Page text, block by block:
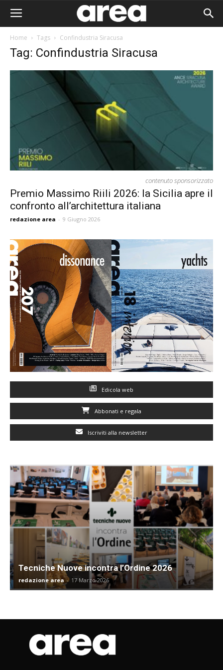
Home Tags Confindustria Siracusa
Tag: Confindustria Siracusa
contenuto sponsorizzato
Premio Massimo Riili 2026: la Sicilia apre il
confronto all’architettura italiana
redazione area - 9 Giugno 2026
Edicola web
Abbonati e regala
Iscriviti alla newsletter
Tecniche Nuove incontra l’Ordine 2026
redazione area - 17 Marzo 2026